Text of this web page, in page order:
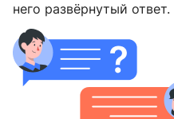
него развёрнутый ответ.